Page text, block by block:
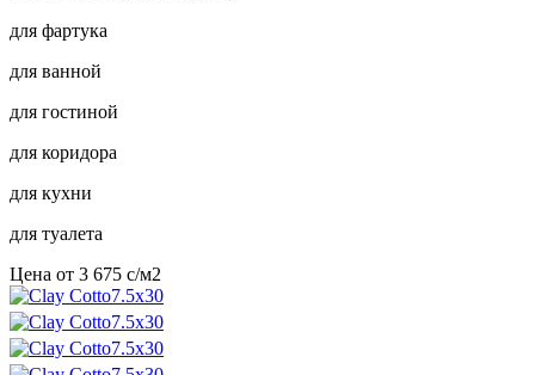
для фартука
для ванной
для гостиной
для коридора
для кухни
для туалета
Цена от 3 675 c/м2